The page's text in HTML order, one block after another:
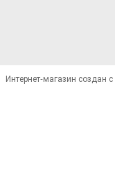
Интернет-магазин создан